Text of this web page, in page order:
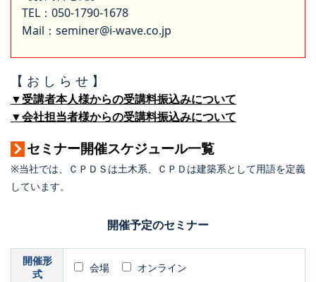
TEL：050-1790-1678
Mail：seminer@i-wave.co.jp
【 お し ら せ 】
▼受講者本人様からの受講料振込みについて
▼会社担当者様からの受講料振込みについて
セミナー開催スケジュール一覧
※当社では、ＣＰＤＳは土木系、ＣＰＤは建築系として用語を定義
しています。
開催予定のセミナー
開催形
式
会場 オンライン